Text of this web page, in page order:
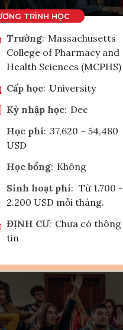
Trường: Massachusetts
College of Pharmacy and
Health Sciences (MCPHS)
Cấp học: University
Kỳ nhập học: Dec
Học phí: 37,620 ~ 54,480
USD
Học bổng: Không
Sinh hoạt phí: Từ 1.700 -
2.200 USD mỗi tháng.
ĐỊNH CƯ: Chưa có thông
tin
Ghi danh
Tham vấn Interlink